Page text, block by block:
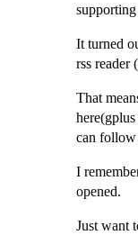
It turned
rss reader
That
can follow
I
opened.
Just want